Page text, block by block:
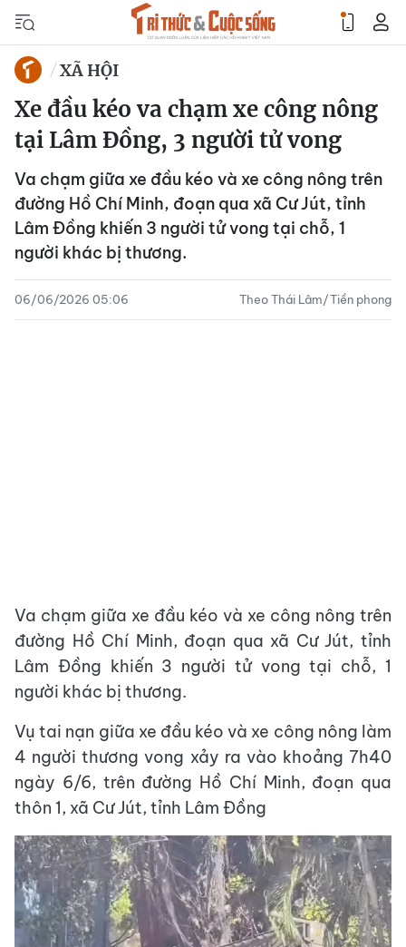
XÃ HỘI
Xe đầu kéo va chạm xe công nông
tại Lâm Đồng, 3 người tử vong
Va chạm giữa xe đầu kéo và xe công nông trên
đường Hồ Chí Minh, đoạn qua xã Cư Jút, tỉnh
Lâm Đồng khiến 3 người tử vong tại chỗ, 1
người khác bị thương.
06/06/2026 05:06 Theo Thái Lâm/Tiền phong
Va chạm giữa xe đầu kéo và xe công nông trên
đường Hồ Chí Minh, đoạn qua xã Cư Jút, tỉnh
Lâm Đồng khiến 3 người tử vong tại chỗ, 1
người khác bị thương.
Vụ tai nạn giữa xe đầu kéo và xe công nông làm
4 người thương vong xảy ra vào khoảng 7h40
ngày 6/6, trên đường Hồ Chí Minh, đoạn qua
thôn 1, xã Cư Jút, tỉnh Lâm Đồng